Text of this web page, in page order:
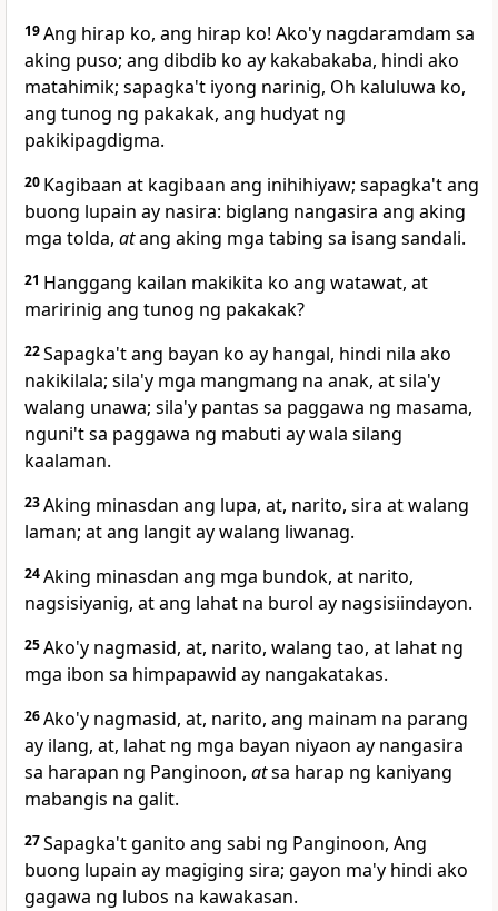
19Ang hirap ko, ang hirap ko! Ako'y nagdaramdam sa
aking puso; ang dibdib ko ay kakabakaba, hindi ako
matahimik; sapagka't iyong narinig, Oh kaluluwa ko,
ang tunog ng pakakak, ang hudyat ng
pakikipagdigma.
20 Kagibaan at kagibaan ang inihihiyaw; sapagka't ang
buong lupain ay nasira: biglang nangasira ang aking
mga tolda, atang aking mga tabing sa isang sandali.
21 Hanggang kailan makikita ko ang watawat, at
maririnig ang tunog ng pakakak?
22Sapagka't ang bayan ko ay hangal, hindi nila ako
nakikilala; sila'y mga mangmang na anak, at sila'y
walang unawa; sila'y pantas sa paggawa ng masama,
nguni't sa paggawa ng mabuti ay wala silang
kaalaman.
23Aking minasdan ang lupa, at, narito, sira at walang
laman; at ang langit aywalang liwanag.
24Aking minasdan ang mga bundok, at narito,
nagsisiyanig, at ang lahat na burol ay nagsisiindayon.
25Ako'y nagmasid, at, narito, walang tao, at lahat ng
mga ibon sa himpapawid ay nangakatakas.
26Ako'y nagmasid, at, narito, ang mainam na parang
ay ilang, at, lahat ng mga bayan niyaon ay nangasira
sa harapan ng Panginoon, atsa harap ng kaniyang
mabangis na galit.
27Sapagka't ganito ang sabi ng Panginoon, Ang
buong lupain ay magiging sira; gayon ma'y hindi ako
gagawa ng lubos na kawakasan.